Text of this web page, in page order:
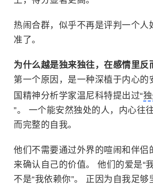
热闹合群，似乎不再是评判一个人
准了。
为什么越是独来独往，在感情里反
第一个原因，是一种深植于内心的
国精神分析学家温尼科特提出过“
”。 一个能安然独处的人，内心往
而完整的自我。
他们不需要通过外界的喧闹和伴侣
来确认自己的价值。 他们的爱是“
不是“我依赖你”。 正因为自我足够